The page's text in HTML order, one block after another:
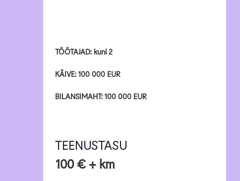
TÖÖTAJAD: kuni 2
KÄIVE: 100 000 EUR
BILANSIMAHT: 100 000 EUR
TEENUSTASU
100 € + km